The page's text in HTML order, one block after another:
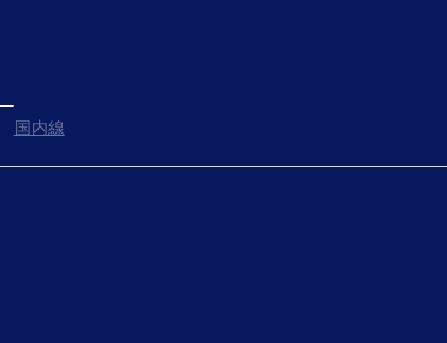
国内線